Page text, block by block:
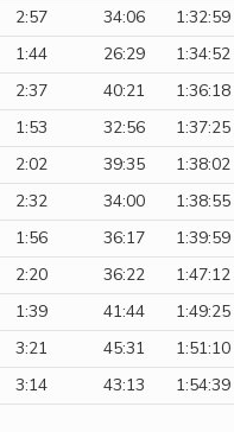
2:57 34:06 1:32:59
1:44 26:29 1:34:52
2:37 40:21 1:36:18
1:53 32:56 1:37:25
2:02 39:35 1:38:02
2:32 34:00 1:38:55
1:56 36:17 1:39:59
2:20 36:22 1:47:12
1:39 41:44 1:49:25
3:21 45:31 1:51:10
3:14 43:13 1:54:39